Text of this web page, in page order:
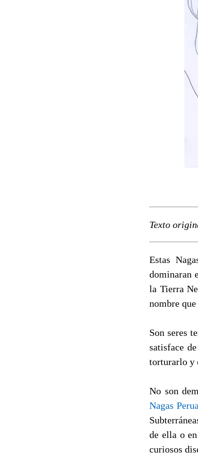
Texto
Estas
dominaran
la Tierra
nombre
Son seres
satisface
torturarlo y
No son
Nagas
de ella o
curiosos